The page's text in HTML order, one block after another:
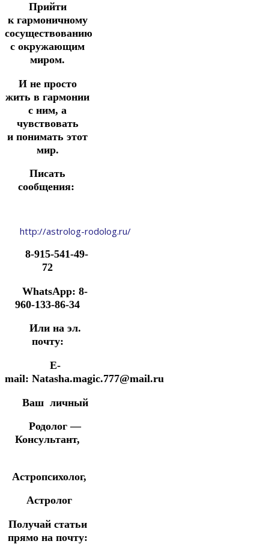
Прийти
к гармоничному
сосуществованию
с окружающим
миром.
И не просто
жить в гармонии
с ним, а
чувствовать
и понимать этот
мир.
Писать
сообщения:
http://astrolog-rodolog.ru/
8-915-541-49-
72
WhatsApp: 8-
960-133-86-34
Или на эл.
почту:
E-
mail: Natasha.magic.777@mail.ru
Ваш личный
Родолог —
Консультант,
Астропсихолог,
Астролог
Получай статьи
прямо на почту: